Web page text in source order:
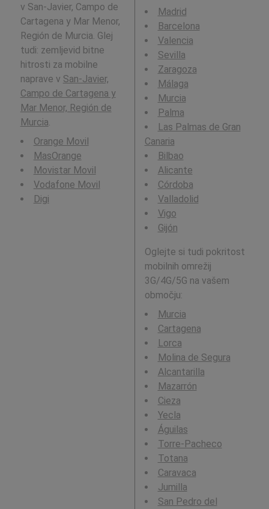
v San-Javier, Campo de
Cartagena y Mar Menor,
Región de Murcia. Glej
tudi: zemljevid bitne
hitrosti za mobilne
naprave v San-Javier,
Campo de Cartagena y
Mar Menor, Región de
Murcia
Orange Movil
MasOrange
Movistar Movil
Vodafone Movil
Digi
Madrid
Barcelona
Valencia
Sevilla
Zaragoza
Málaga
Murcia
Palma
Las Palmas de Gran
Canaria
Bilbao
Alicante
Córdoba
Valladolid
Vigo
Gijón
Oglejte si tudi pokritost
mobilnih omrežij
3G/4G/5G na vašem
območju:
Murcia
Cartagena
Lorca
Molina de Segura
Alcantarilla
Mazarrón
Cieza
Yecla
Águilas
Torre-Pacheco
Totana
Caravaca
Jumilla
San Pedro del